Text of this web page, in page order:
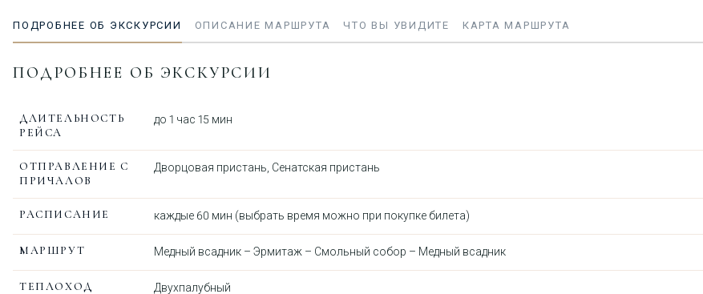
ПОДРОБНЕЕ ОБ ЭКСКУРСИИ ОПИСАНИЕ МАРШРУТА ЧТО ВЫ УВИДИТЕ КАРТА МАРШРУТА
ПОДРОБНЕЕ ОБ ЭКСКУРСИИ
ДЛИТЕЛЬНОСТЬ
РЕЙСА
до 1 час 15 мин
ОТПРАВЛЕНИЕ С
ПРИЧАЛОВ
Дворцовая пристань Сенатская пристань
РАСПИСАНИЕ каждые 60 мин (выбрать время можно при покупке билета)
МАРШРУТ Медный всадник – Эрмитаж – Смольный собор – Медный всадник
ТЕПЛОХОД Двухпалубный